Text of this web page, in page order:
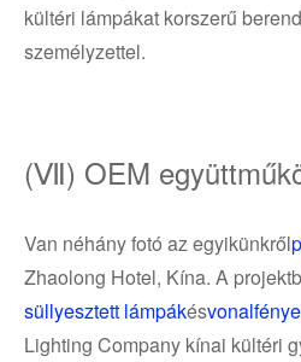
kültéri lámpákat korszerű
személyzettel.
(Ⅶ) OEM
Van néhány fotó az egyikünkről
Zhaolong Hotel, Kína. A
süllyesztett lámpákés
Lighting Company kínai kültéri